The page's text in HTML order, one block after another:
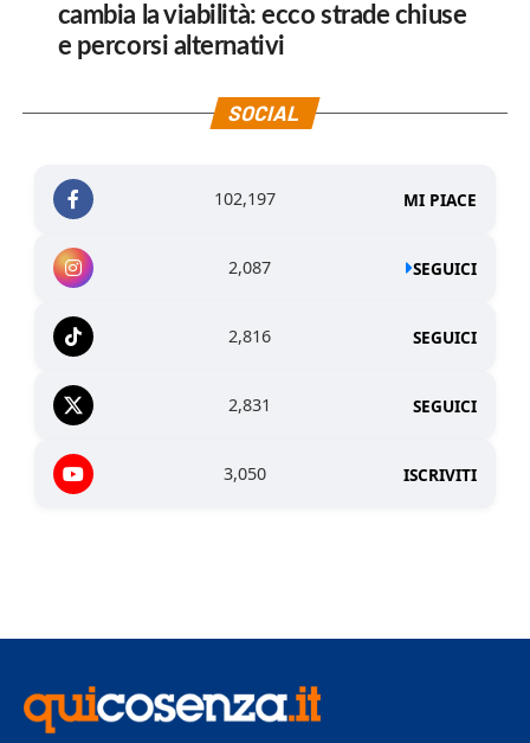
cambia la viabilità: ecco strade chiuse
e percorsi alternativi
SOCIAL
102,197 MI PIACE
2,087 SEGUICI
2,816 SEGUICI
2,831 SEGUICI
3,050 ISCRIVITI